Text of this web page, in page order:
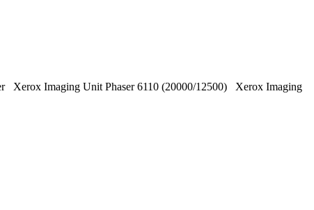
Xerox Imaging Unit Phaser 6110 (20000/12500) Xerox Imaging